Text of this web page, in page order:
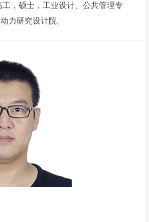
，硕士，工业设计、公共管理专
力研究设计院。